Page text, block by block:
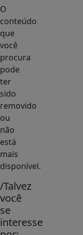
O
conteúdo
que
você
procura
pode
ter
sido
removido
ou
não
está
mais
disponível.
/Talvez
você
se
interesse